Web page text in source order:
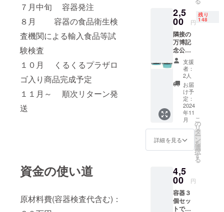
７月中旬 容器発注
８月 容器の食品衛生検
査機関による輸入食品等試
験検査
１０月 くるくるプラザロ
ゴ入り商品完成予定
１１月～ 順次リターン発
送
資金の使い道
原材料費(容器検査代含む)：
一品を
お送り
しま
す。
2,5
00 円
残り
148
隣接の
万博記
念公園
東の広
場で開
催 “ロハ
スフェ
スタ万
博2024
秋” の入
場引換
券付
入場後
にくる
くるプ
ラザの
(出展予
定)にて
マイ容
器をお
渡しし
ま
支援
者：
2人
お届
け予
定：
2024
年11
月
詳細を見る
こ
の
リ
タ
ー
ン
を
選
択
す
る
4,5
00 円
容器３
個セッ
トでお